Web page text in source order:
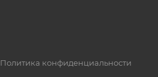
Политика конфиденциальности